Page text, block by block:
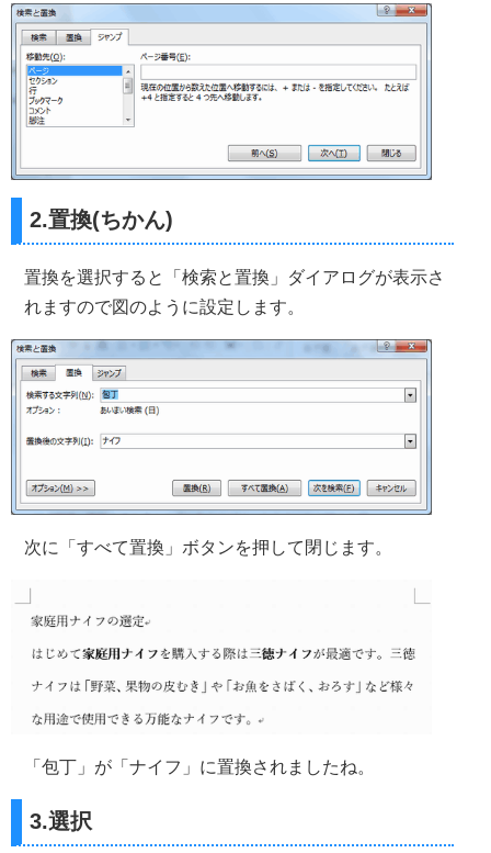
2.置換(ちかん)
置換を選択すると「検索と置換」ダイアログが表示さ
れますので図のように設定します。
次に「すべて置換」ボタンを押して閉じます。
「包丁」が「ナイフ」に置換されましたね。
3.選択